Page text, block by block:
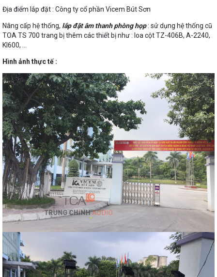
Địa điểm lắp đặt : Công ty cổ phần Vicem Bút Sơn
Nâng cấp hệ thống, lắp đặt âm thanh phòng họp: sử dụng hệ thống cũ
TOA TS 700 trang bị thêm các thiết bị như : loa cột TZ-406B, A-2240,
KI600, …
Hình ảnh thực tế :